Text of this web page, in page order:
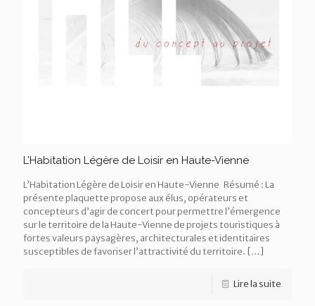
L’Habitation Légère de Loisir en Haute-Vienne
L’Habitation Légère de Loisir en Haute-Vienne Résumé : La
présente plaquette propose aux élus, opérateurs et
concepteurs d’agir de concert pour permettre l’émergence
sur le territoire de la Haute-Vienne de projets touristiques à
fortes valeurs paysagères, architecturales et identitaires
susceptibles de favoriser l’attractivité du territoire. […]
Lire la suite